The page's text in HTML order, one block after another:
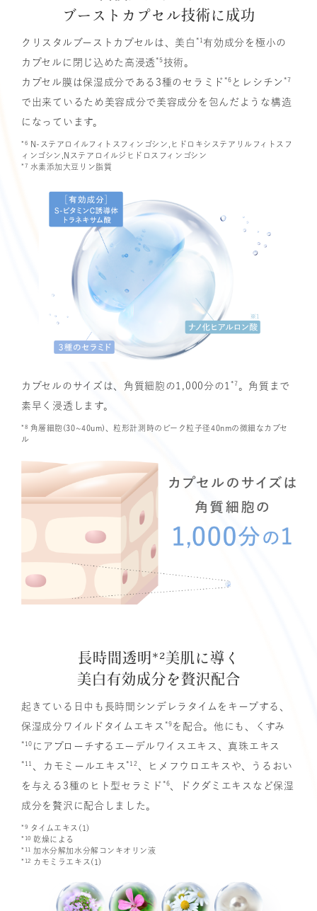
ブーストカプセル技術に成功
クリスタルブーストカプセルは、美白 *1 有効成分を極小の
カプセルに閉じ込めた高浸透*5技術。
カプセル膜は保湿成分である3種のセラミド *6 とレシチン *7
で出来ているため美容成分で美容成分を包んだような構造
になっています。
*6
N-ステアロイルフィトスフィンゴシン,ヒドロキシステアリルフィトスフ
ィンゴシン,Nステアロイルジヒドロスフィンゴシン
*7 水素添加大豆リン脂質
カプセルのサイズは、角質細胞の1,000分の1*7 。角質まで
素早く浸透します。
*8
角層細胞(30~40um)、粒形計測時のピーク粒子径40nmの微細なカプセ
ル
長時間透明*²美肌に導く
美白有効成分を贅沢配合
起きている日中も長時間シンデレラタイムをキープする、
保湿成分ワイルドタイムエキス *9 を配合。他にも、くすみ
*10 にアプローチするエーデルワイスエキス、真珠エキス
*11 、カモミールエキス*12 、ヒメフウロエキスや、うるおい
を与える3種のヒト型セラミド *6、ドクダミエキスなど保湿
成分を贅沢に配合しました。
*9 タイムエキス(1)
*10 乾燥による
*11 加水分解加水分解コンキオリン液
*12 カモミラエキス(1)